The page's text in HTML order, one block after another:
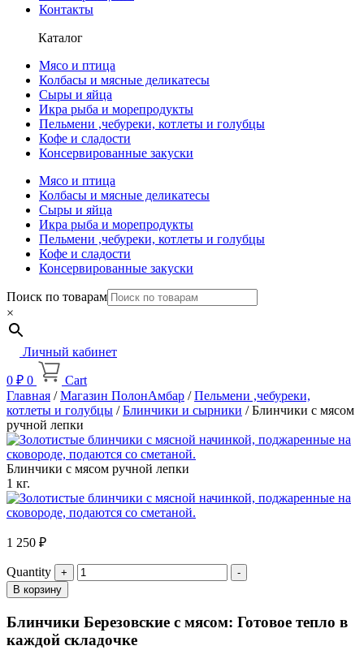
Контакты
Каталог
Мясо и птица
Колбасы и мясные деликатесы
Сыры и яйца
Икра рыба и морепродукты
Пельмени ,чебуреки, котлеты и голубцы
Кофе и сладости
Консервированные закуски
Мясо и птица
Колбасы и мясные деликатесы
Сыры и яйца
Икра рыба и морепродукты
Пельмени ,чебуреки, котлеты и голубцы
Кофе и сладости
Консервированные закуски
Поиск по товарам
×
Личный кабинет
0 ₽ 0
Cart
Главная /Магазин ПолонАмбар /Пельмени ,чебуреки,
котлеты и голубцы /Блинчики и сырники / Блинчики с мясом
ручной лепки
Блинчики с мясом ручной лепки
1 кг.
1 250 ₽
Quantity
В корзину
Блинчики Березовские с мясом: Готовое тепло в
каждой складочке